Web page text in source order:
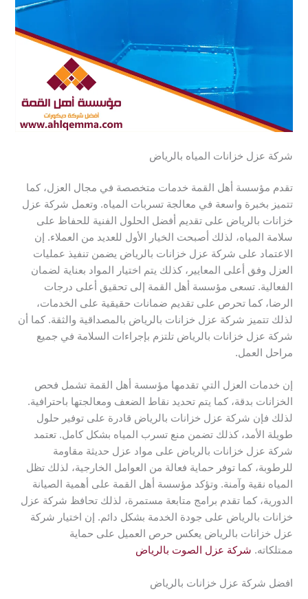
شركة عزل خزانات المياه بالرياض
تقدم مؤسسة أهل القمة خدمات متخصصة في مجال العزل، كما
تتميز بخبرة واسعة في معالجة تسربات المياه. وتعمل شركة عزل
خزانات بالرياض على تقديم أفضل الحلول الفنية للحفاظ على
سلامة المياه، لذلك أصبحت الخيار الأول للعديد من العملاء. إن
الاعتماد على شركة عزل خزانات بالرياض يضمن تنفيذ عمليات
العزل وفق أعلى المعايير، كذلك يتم اختيار المواد بعناية لضمان
الفعالية. تسعى مؤسسة أهل القمة إلى تحقيق أعلى درجات
الرضا، كما تحرص على تقديم ضمانات حقيقية على الخدمات،
لذلك تتميز شركة عزل خزانات بالرياض بالمصداقية والثقة. كما أن
شركة عزل خزانات بالرياض تلتزم بإجراءات السلامة في جميع
مراحل العمل.
إن خدمات العزل التي تقدمها مؤسسة أهل القمة تشمل فحص
الخزانات بدقة، كما يتم تحديد نقاط الضعف ومعالجتها باحترافية.
لذلك فإن شركة عزل خزانات بالرياض قادرة على توفير حلول
طويلة الأمد، كذلك تضمن منع تسرب المياه بشكل كامل. تعتمد
شركة عزل خزانات بالرياض على مواد عزل حديثة مقاومة
للرطوبة، كما توفر حماية فعالة من العوامل الخارجية، لذلك تظل
المياه نقية وآمنة. وتؤكد مؤسسة أهل القمة على أهمية الصيانة
الدورية، كما تقدم برامج متابعة مستمرة، لذلك تحافظ شركة عزل
خزانات بالرياض على جودة الخدمة بشكل دائم. إن اختيار شركة
عزل خزانات بالرياض يعكس حرص العميل على حماية
ممتلكاته. شركة عزل الصوت بالرياض
افضل شركة عزل خزانات بالرياض